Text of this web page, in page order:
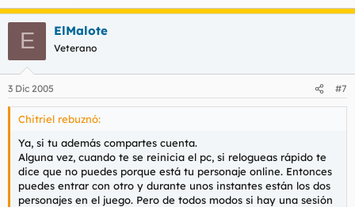
E ElMalote
Veterano
3 Dic 2005 #7
Chitriel rebuznó:
Ya, si tu además compartes cuenta.
Alguna vez, cuando te se reinicia el pc, si relogueas rápido te
dice que no puedes porque está tu personaje online. Entonces
puedes entrar con otro y durante unos instantes están los dos
personajes en el juego. Pero de todos modos si hay una sesión